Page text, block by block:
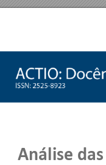
Análise